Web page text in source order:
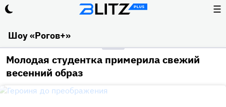
☰
Шоу «Рогов+»
Молодая студентка примерила свежий
весенний образ